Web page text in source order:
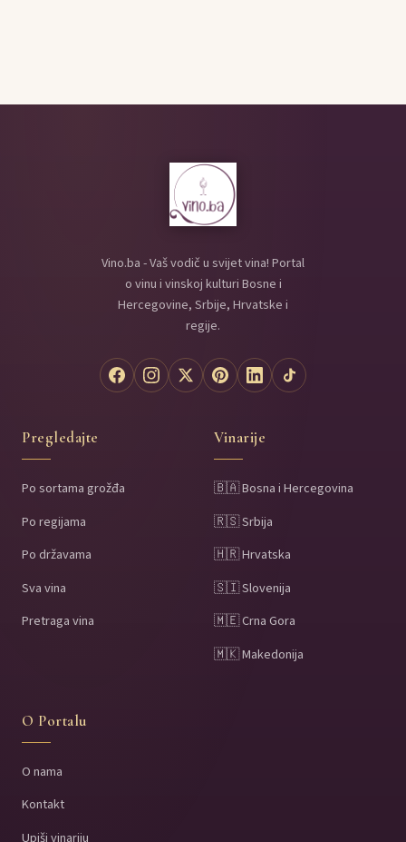
Vino.ba - Vaš vodič u svijet vina! Portal
o vinu i vinskoj kulturi Bosne i
Hercegovine, Srbije, Hrvatske i
regije.
Pregledajte
Po sortama grožđa
Po regijama
Po državama
Sva vina
Pretraga vina
Vinarije
🇧🇦 Bosna i Hercegovina
🇷🇸 Srbija
🇭🇷 Hrvatska
🇸🇮 Slovenija
🇲🇪 Crna Gora
🇲🇰 Makedonija
O Portalu
O nama
Kontakt
Upiši vinariju